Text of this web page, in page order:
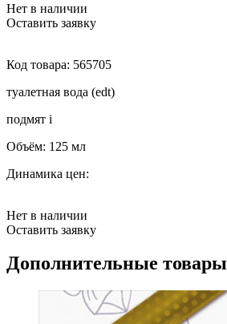
Нет в наличии
Оставить заявку
Код товара: 565705
туалетная вода (edt)
подмят i
Объём: 125 мл
Динамика цен:
Нет в наличии
Оставить заявку
Дополнительные товары